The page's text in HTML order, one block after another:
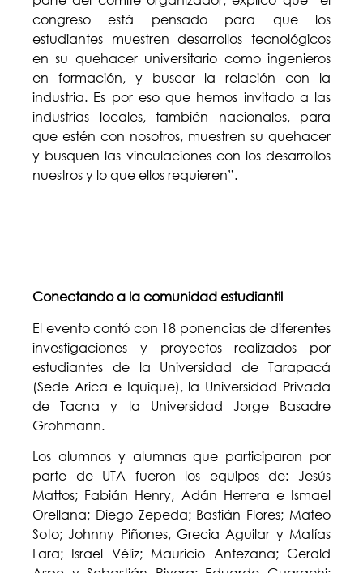
congreso está pensado para que los
estudiantes muestren desarrollos tecnológicos
en su quehacer universitario como ingenieros
en formación, y buscar la relación con la
industria. Es por eso que hemos invitado a las
industrias locales, también nacionales, para
que estén con nosotros, muestren su quehacer
y busquen las vinculaciones con los desarrollos
nuestros y lo que ellos requieren”.
Conectando a la comunidad estudiantil
El evento contó con 18 ponencias de diferentes
investigaciones y proyectos realizados por
estudiantes de la Universidad de Tarapacá
(Sede Arica e Iquique), la Universidad Privada
de Tacna y la Universidad Jorge Basadre
Grohmann.
Los alumnos y alumnas que participaron por
parte de UTA fueron los equipos de: Jesús
Mattos; Fabián Henry, Adán Herrera e Ismael
Orellana; Diego Zepeda; Bastián Flores; Mateo
Soto; Johnny Piñones, Grecia Aguilar y Matías
Lara; Israel Véliz; Mauricio Antezana; Gerald